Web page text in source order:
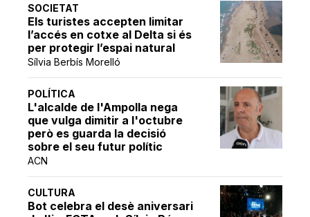
SOCIETAT
Els turistes accepten limitar
l’accés en cotxe al Delta si és
per protegir l’espai natural
Sílvia Berbís Morelló
POLÍTICA
L'alcalde de l'Ampolla nega
que vulga dimitir a l'octubre
però es guarda la decisió
sobre el seu futur polític
ACN
CULTURA
Bot celebra el desè aniversari